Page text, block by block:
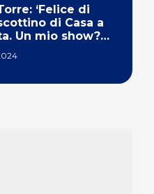
‘Felice di
di Casa a
Un mio show?